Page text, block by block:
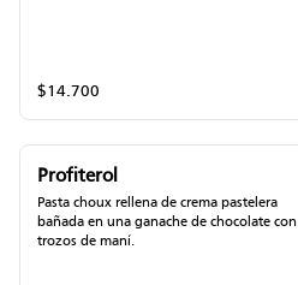
$14.700
Profiterol
Pasta choux rellena de crema pastelera
bañada en una ganache de chocolate con
trozos de maní.